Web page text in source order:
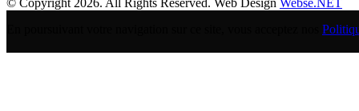
© Copyright 2026. All Rights Reserved. Web Design Webse.NET